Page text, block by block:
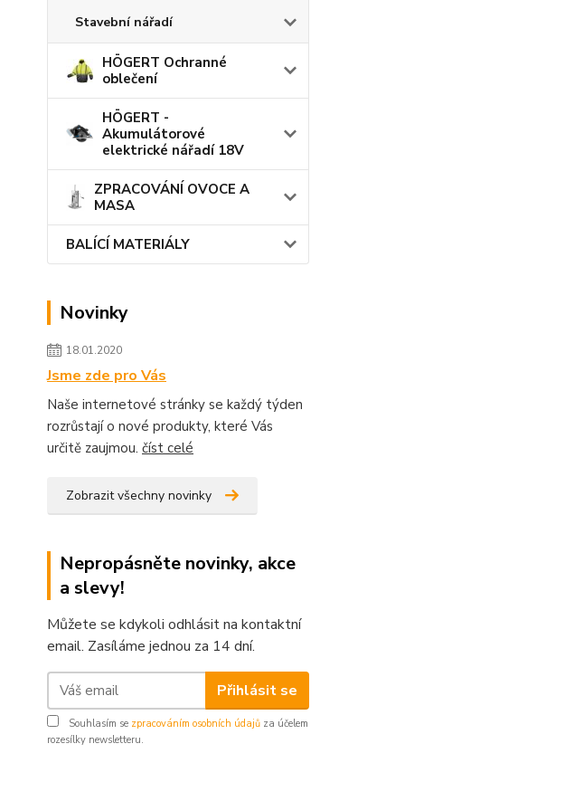
Stavební nářadí
HÖGERT Ochranné
oblečení
HÖGERT -
Akumulátorové
elektrické nářadí 18V
ZPRACOVÁNÍ OVOCE A
MASA
BALÍCÍ MATERIÁLY
Novinky
18.01.2020
Jsme zde pro Vás
Naše internetové stránky se každý týden
rozrůstají o nové produkty, které Vás
určitě zaujmou. číst celé
Zobrazit všechny novinky
Nepropásněte novinky, akce
a slevy!
Můžete se kdykoli odhlásit na kontaktní
email. Zasíláme jednou za 14 dní.
Přihlásit se
Souhlasím se zpracováním osobních údajů za účelem
rozesílky newsletteru.